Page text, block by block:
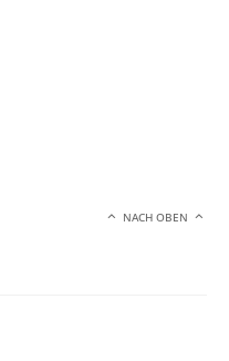
NACH OBEN